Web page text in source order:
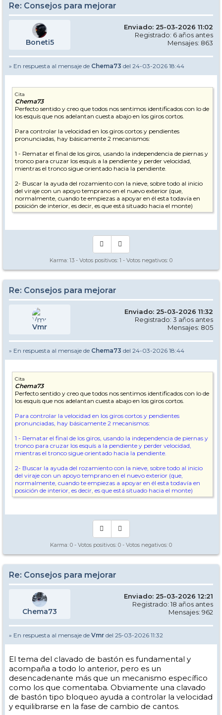
• PepM cuando me habló sobre la gestión del interior, phantom
move y la angulación.
Estas cuatro cosas (entre muchas otras que he leído y preguntado
por aquí) creo que han llevado mi esquí a un nuevo nivel donde, sin
duda, me lo paso mucho mejor y tengo un mayor control sobre lo
seguir practicando.
Re: Consejos para mejorar
Boneti5
Enviado: 25-03-2026 11:02
Registrado: 6 años antes
Mensajes: 863
» En respuesta al mensaje de Chema73 del 24-03-2026 18:44
Cita
Chema73
Perfecto sentido y creo que todos nos sentimos identificados con lo de
los esquís que nos adelantan cuesta abajo en los giros cortos.
Para controlar la velocidad en los giros cortos y pendientes
pronunciadas, hay básicamente 2 mecanismos:
1 - Rematar el final de los giros, usando la independencia de piernas y
tronco para cruzar los esquís a la pendiente y perder velocidad,
mientras el tronco sigue orientado hacia la pendiente.
2- Buscar la ayuda del rozamiento con la nieve, sobre todo al inicio
del viraje con un apoyo temprano en el nuevo exterior (que,
normalmente, cuando te empiezas a apoyar en él esta todavía en
posición de interior, es decir, es que está situado hacia el monte)
Como siempre, muchas gracias por los consejos, Chema.
mecanismos en nieve crema y en pendientes no demasiado elevadas.
Habrá que seguir practicando. Dominar ese giro corto me parece
clave pues en la mayoría de ocasiones las pistas, ya sea por gente o
por estado, no están para realizar giros medios/largos con elevados
ángulos de canteo.
Karma: 13 - Votos positivos: 1 - Votos negativos: 0
Re: Consejos para mejorar
Vmr
Enviado: 25-03-2026 11:32
Registrado: 3 años antes
Mensajes: 805
» En respuesta al mensaje de Chema73 del 24-03-2026 18:44
Cita
Chema73
Perfecto sentido y creo que todos nos sentimos identificados con lo de
los esquís que nos adelantan cuesta abajo en los giros cortos.
Para controlar la velocidad en los giros cortos y pendientes
pronunciadas, hay básicamente 2 mecanismos:
1 - Rematar el final de los giros, usando la independencia de piernas y
tronco para cruzar los esquís a la pendiente y perder velocidad,
mientras el tronco sigue orientado hacia la pendiente.
2- Buscar la ayuda del rozamiento con la nieve, sobre todo al inicio
del viraje con un apoyo temprano en el nuevo exterior (que,
normalmente, cuando te empiezas a apoyar en él esta todavía en
posición de interior, es decir, es que está situado hacia el monte)
Desde mi punto de vista de "aficionado/entusiasta....¿Se podría
....para que no se nos adelanten los esquís y quedar demasiado
retrasados.
Editado 1 vez/veces. Última edición el 25/03/2026 11:34 por Vmr.
Karma: 0 - Votos positivos: 0 - Votos negativos: 0
Re: Consejos para mejorar
Chema73
Enviado: 25-03-2026 12:21
Registrado: 18 años antes
Mensajes: 962
» En respuesta al mensaje de Vmr del 25-03-2026 11:32
El tema del clavado de bastón es fundamental y
acompaña a todo lo anterior, pero es un
desencadenante más que un mecanismo específico
como los que comentaba. Obviamente una clavado
de bastón tipo bloqueo ayuda a controlar la velocidad
y equilibrarse en la fase de cambio de cantos.